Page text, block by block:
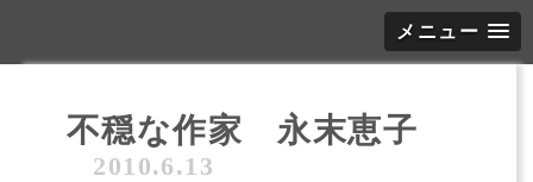
メニュー
不穏な作家 永末恵子
2010.6.13